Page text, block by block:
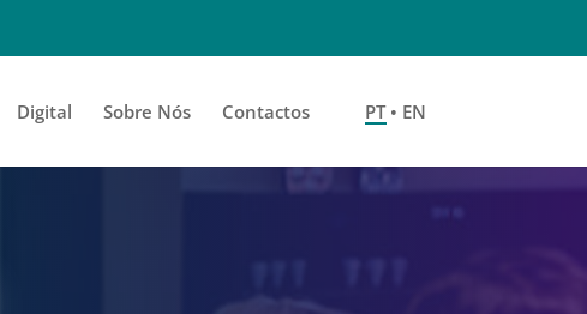
Digital Sobre Nós Contactos PT • EN